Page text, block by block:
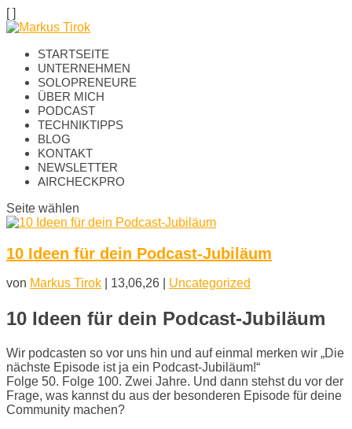
[ ]
STARTSEITE
UNTERNEHMEN
SOLOPRENEURE
ÜBER MICH
PODCAST
TECHNIKTIPPS
BLOG
KONTAKT
NEWSLETTER
AIRCHECKPRO
Seite wählen
10 Ideen für dein Podcast-Jubiläum
von Markus Tirok 13,06,26 Uncategorized
10 Ideen für dein Podcast-Jubiläum
Wir podcasten so vor uns hin und auf einmal merken wir „Die
nächste Episode ist ja ein Podcast-Jubiläum!“
Folge 50. Folge 100. Zwei Jahre. Und dann stehst du vor der
Frage, was kannst du aus der besonderen Episode für deine
Community machen?